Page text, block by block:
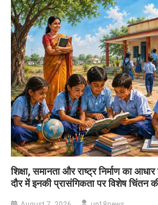
शिक्षा, समानता और राष्ट्र निर्माण का
दौर में इनकी प्रासंगिकता पर विशेष चिंतन